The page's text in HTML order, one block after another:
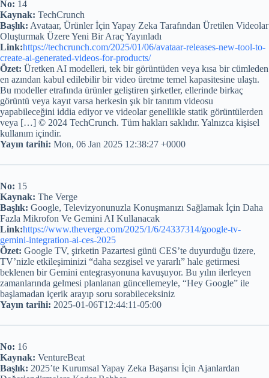
No: 14
Kaynak: TechCrunch
Başlık: Avataar, Ürünler İçin Yapay Zeka Tarafından Üretilen Videolar
Oluşturmak Üzere Yeni Bir Araç Yayınladı
Link:https://techcrunch.com/2025/01/06/avataar-releases-new-tool-to-
create-ai-generated-videos-for-products/
Özet: Üretken AI modelleri, tek bir görüntüden veya kısa bir cümleden
en azından kabul edilebilir bir video üretme temel kapasitesine ulaştı.
Bu modeller etrafında ürünler geliştiren şirketler, ellerinde birkaç
görüntü veya kayıt varsa herkesin şık bir tanıtım videosu
yapabileceğini iddia ediyor ve videolar genellikle statik görüntülerden
veya […] © 2024 TechCrunch. Tüm hakları saklıdır. Yalnızca kişisel
kullanım içindir.
Yayın tarihi: Mon, 06 Jan 2025 12:38:27 +0000
No: 15
Kaynak: The Verge
Başlık: Google, Televizyonunuzla Konuşmanızı Sağlamak İçin Daha
Fazla Mikrofon Ve Gemini AI Kullanacak
Link:https://www.theverge.com/2025/1/6/24337314/google-tv-
gemini-integration-ai-ces-2025
Özet: Google TV, şirketin Pazartesi günü CES’te duyurduğu üzere,
TV’nizle etkileşiminizi “daha sezgisel ve yararlı” hale getirmesi
beklenen bir Gemini entegrasyonuna kavuşuyor. Bu yılın ilerleyen
zamanlarında gelmesi planlanan güncellemeyle, “Hey Google” ile
başlamadan içerik arayıp soru sorabileceksiniz
Yayın tarihi: 2025-01-06T12:44:11-05:00
No: 16
Kaynak: VentureBeat
Başlık: 2025’te Kurumsal Yapay Zeka Başarısı İçin Ajanlardan